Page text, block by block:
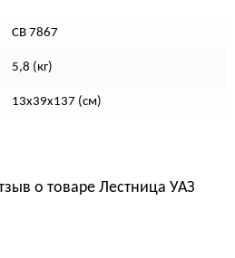
СВ 7867
5,8 (кг)
13х39х137 (см)
о товаре Лестница УАЗ